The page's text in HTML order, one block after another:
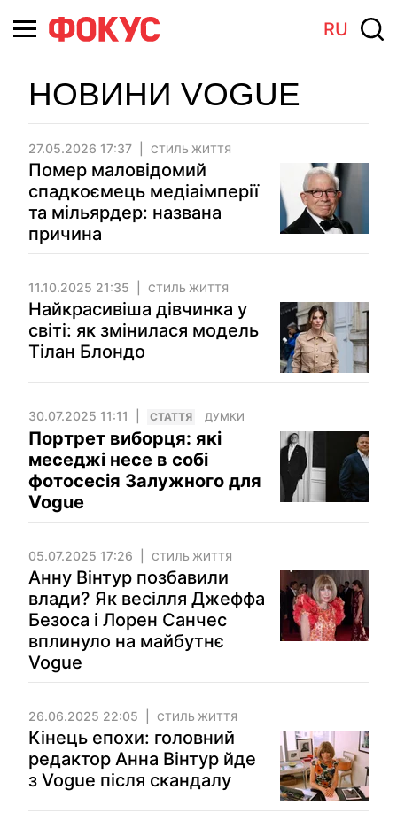
RU
НОВИНИ VOGUE
27.05.2026 17:37 СТИЛЬ ЖИТТЯ
Помер маловідомий
спадкоємець медіаімперії
та мільярдер: названа
причина
11.10.2025 21:35 СТИЛЬ ЖИТТЯ
Найкрасивіша дівчинка у
світі: як змінилася модель
Тілан Блондо
30.07.2025 11:11 СТАТТЯ ДУМКИ
Портрет виборця: які
меседжі несе в собі
фотосесія Залужного для
Vogue
05.07.2025 17:26 СТИЛЬ ЖИТТЯ
Анну Вінтур позбавили
влади? Як весілля Джеффа
Безоса і Лорен Санчес
вплинуло на майбутнє
Vogue
26.06.2025 22:05 СТИЛЬ ЖИТТЯ
Кінець епохи: головний
редактор Анна Вінтур йде
з Vogue після скандалу